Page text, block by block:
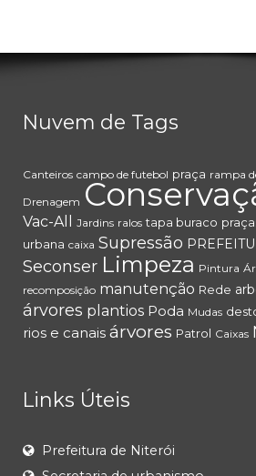
Nuvem de Tags
Canteiros campo de futebol praça rampa
Drenagem
Vac-All Jardins ralos tapa buraco
urbana caixa Supressão
Seconser Limpeza Pintura
recomposição manutenção Rede
árvores plantios Poda Mudas
rios e canais árvores Patrol Caixas
Links Úteis
Prefeitura de Niterói